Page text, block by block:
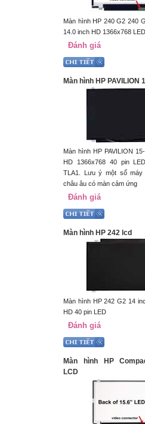
Màn hình HP 240 G2 240
14.0 inch HD 1366x768
Đánh giá
Màn hình HP PAVILION
Màn hình HP PAVILION
HD 1366x768 40 pin
TLA1. Lưu ý một số
châu âu có màn cảm ứng
Đánh giá
Màn hình HP 242 lcd
Màn hình HP 242 G2 14
HD 40 pin LED
Đánh giá
Màn hình HP
LCD